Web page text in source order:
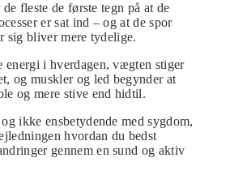
fleste de første tegn på at de
er sat ind – og at de spor
sig bliver mere tydelige.
energi i hverdagen, vægten stiger
og muskler og led begynder at
og mere stive end hidtil.
ikke ensbetydende med sygdom,
hvordan du bedst
gennem en sund og aktiv